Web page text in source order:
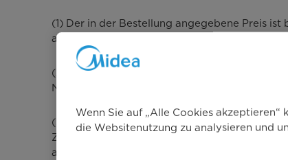
(1) Der in der Bestellung angegebene Preis
ausgewiesen ist.
(2) Sofern im Einzelfall nicht etwas anderes
Nebenkosten (z.B. ordnungsgemäße
(3) Der vereinbarte Preis ist innerhalb von 60
Zugang einer ordnungsgemäßen Rechnung
auf den Nettobetrag der Rechnung. Bei
Wenn Sie auf „Alle Cookies
die Websitenutzung zu analysieren und